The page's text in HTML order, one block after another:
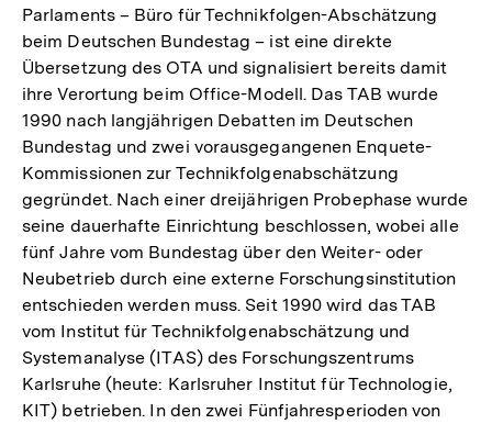
Parlaments – Büro für Technikfolgen-Abschätzung
beim Deutschen Bundestag – ist eine direkte
Übersetzung des OTA und signalisiert bereits damit
ihre Verortung beim Office-Modell. Das TAB wurde
1990 nach langjährigen Debatten im Deutschen
Bundestag und zwei vorausgegangenen Enquete-
Kommissionen zur Technikfolgenabschätzung
gegründet. Nach einer dreijährigen Probephase wurde
seine dauerhafte Einrichtung beschlossen, wobei alle
fünf Jahre vom Bundestag über den Weiter- oder
Neubetrieb durch eine externe Forschungsinstitution
entschieden werden muss. Seit 1990 wird das TAB
vom Institut für Technikfolgenabschätzung und
Systemanalyse (ITAS) des Forschungszentrums
Karlsruhe (heute: Karlsruher Institut für Technologie,
KIT) betrieben. In den zwei Fünfjahresperioden von